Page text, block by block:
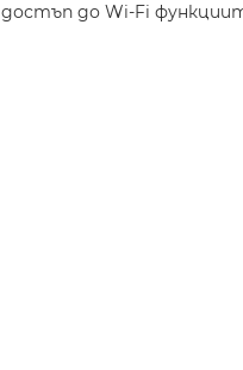
достъп до Wi-Fi